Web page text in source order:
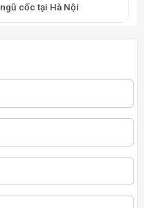
ngũ cốc tại Hà Nội